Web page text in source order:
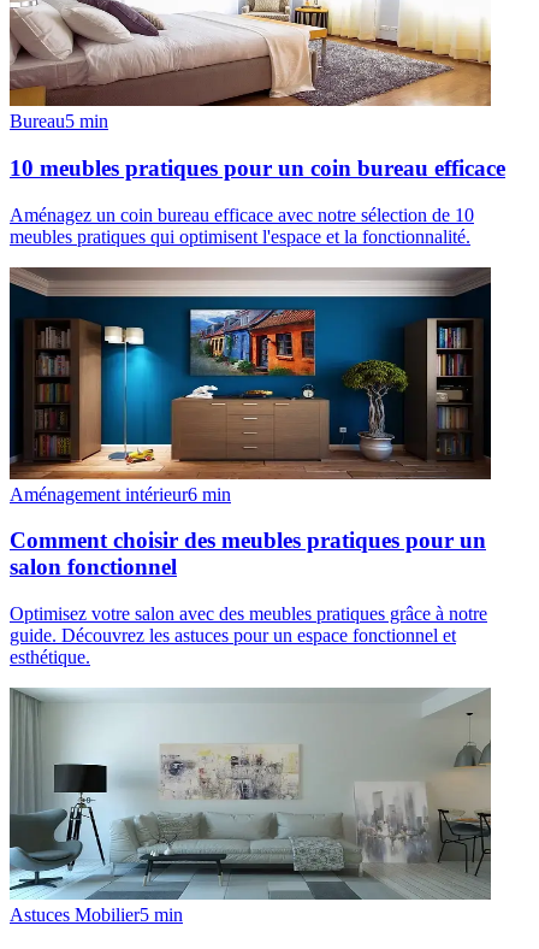
Bureau5 min
10 meubles pratiques pour un coin bureau efficace
Aménagez un coin bureau efficace avec notre sélection de 10
meubles pratiques qui optimisent l'espace et la fonctionnalité.
Aménagement intérieur6 min
Comment choisir des meubles pratiques pour un
salon fonctionnel
Optimisez votre salon avec des meubles pratiques grâce à notre
guide. Découvrez les astuces pour un espace fonctionnel et
esthétique.
Astuces Mobilier5 min